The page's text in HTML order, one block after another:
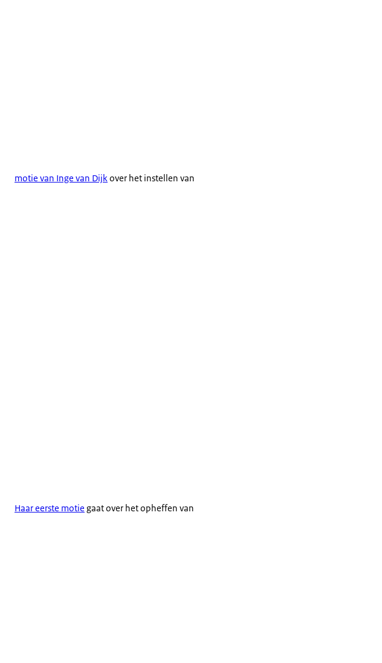
motie van Inge van Dijkover het instellen van
Haar eerste motie gaat over het opheffen van